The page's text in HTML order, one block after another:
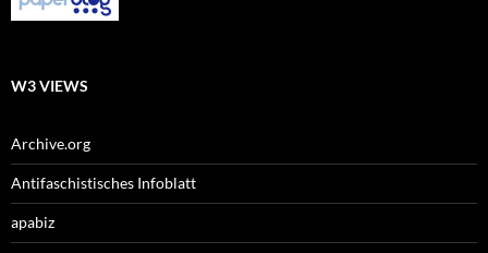
W3 VIEWS
Archive.org
Antifaschistisches Infoblatt
apabiz